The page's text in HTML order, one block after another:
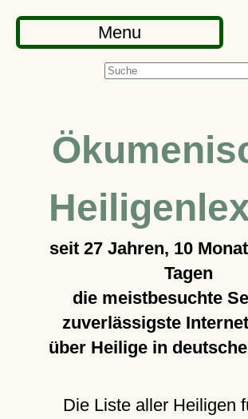
Menu
seit 27 Jahren, 10
Tagen
die meistbesuchte
zuverlässigste
über Heilige in
Die Liste aller Heiligen